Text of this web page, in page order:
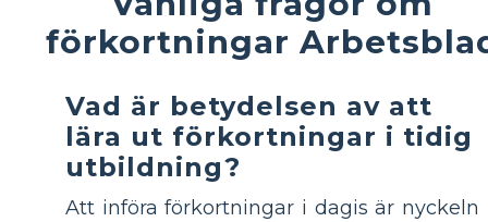
förkortningar
Vad är betydelsen av att
lära ut förkortningar i tidig
utbildning?
Att införa förkortningar i dagis är nyckeln